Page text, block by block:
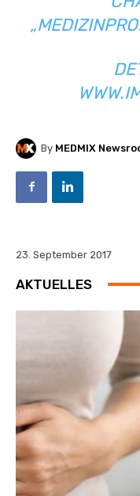
By MEDMIX
23. September 2017
AKTUELLES